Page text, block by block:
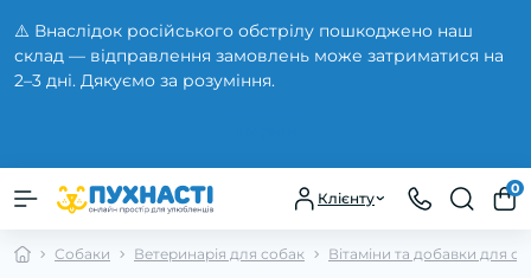
⚠️ Внаслідок російського обстрілу пошкоджено наш
склад — відправлення замовлень може затриматися на
2–3 дні. Дякуємо за розуміння.
Клієнту
0
Собаки Ветеринарія для собак Вітаміни та добавки для